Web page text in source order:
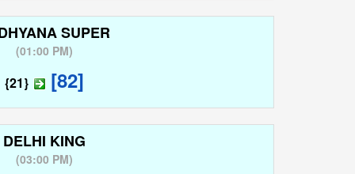
SUPER
(01:00 PM)
{21} [82]
DELHI KING
(03:00 PM)